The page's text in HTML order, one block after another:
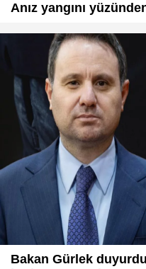
Anız yangını
Bakan Gürlek